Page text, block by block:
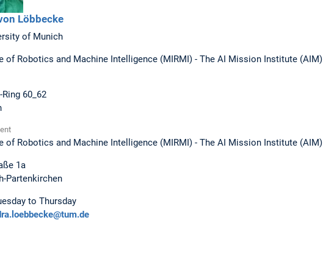
Löbbecke
of Munich
of Robotics and Machine Intelligence (MIRMI) - The AI Mission Institute (AIM)
60_62
of Robotics and Machine Intelligence (MIRMI) - The AI Mission Institute (AIM)
1a
Partenkirchen
to Thursday